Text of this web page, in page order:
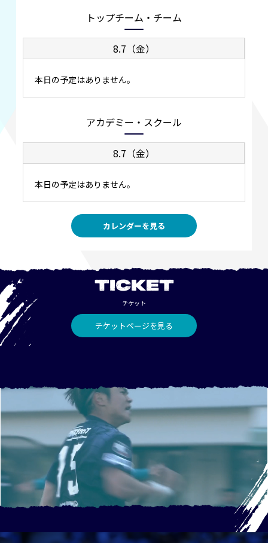
トップチーム・チーム
8.7（金）
本日の予定はありません。
アカデミー・スクール
8.7（金）
本日の予定はありません。
カレンダーを見る
TICKET
チケット
チケットページを見る